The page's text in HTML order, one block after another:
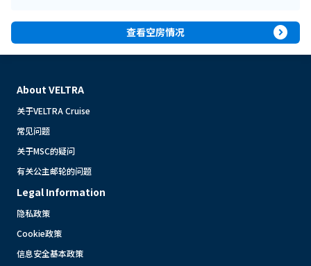
查看空房情况 expand_circle_right
About VELTRA
关于VELTRA Cruise
常见问题
关于MSC的疑问
有关公主邮轮的问题
Legal Information
隐私政策
Cookie政策
信息安全基本政策